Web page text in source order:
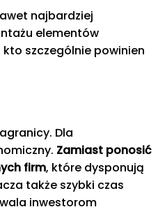
najbardziej
elementów
szczególnie powinien
Dla
Zamiast ponosić
firm, które dysponują
także szybki czas
inwestorom